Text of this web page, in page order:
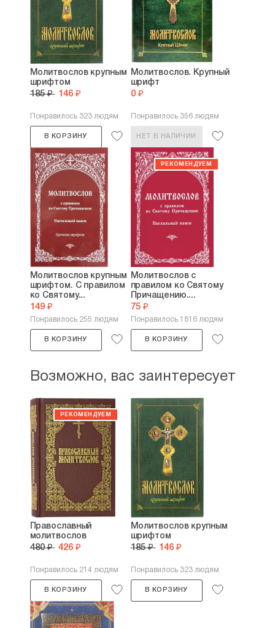
Молитвослов крупным
шрифтом
185 ₽ 146 ₽
Понравилось 323 людям
В КОРЗИНУ
Молитвослов. Крупный
шрифт
0 ₽
Понравилось 356 людям
НЕТ В НАЛИЧИИ
Молитвослов крупным
шрифтом. С правилом
ко Святому...
149 ₽
Понравилось 255 людям
В КОРЗИНУ
Молитвослов с
правилом ко Святому
Причащению....
75 ₽
Понравилось 1816 людям
В КОРЗИНУ
Возможно, вас заинтересует
Православный
молитвослов
480 ₽ 426 ₽
Понравилось 214 людям
В КОРЗИНУ
Молитвослов крупным
шрифтом
185 ₽ 146 ₽
Понравилось 323 людям
В КОРЗИНУ